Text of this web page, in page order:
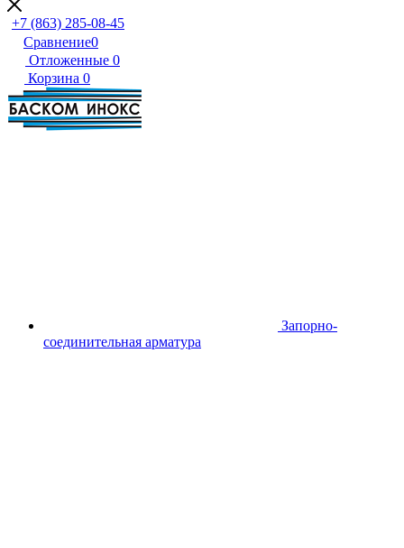
+7 (863) 285-08-45
Сравнение0
Отложенные 0
Корзина 0
Запорно-
соединительная арматура